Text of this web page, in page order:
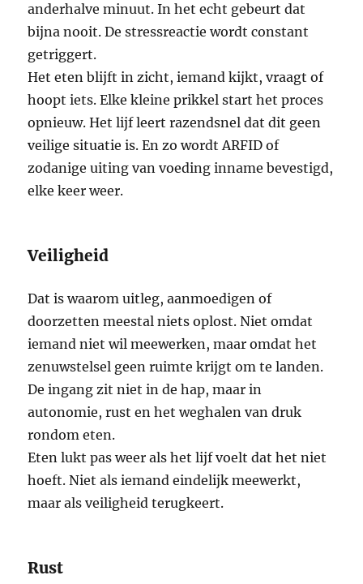
anderhalve minuut. In het echt gebeurt dat
bijna nooit. De stressreactie wordt constant
getriggert.
Het eten blijft in zicht, iemand kijkt, vraagt of
hoopt iets. Elke kleine prikkel start het proces
opnieuw. Het lijf leert razendsnel dat dit geen
veilige situatie is. En zo wordt ARFID of
zodanige uiting van voeding inname bevestigd,
elke keer weer.
Veiligheid
Dat is waarom uitleg, aanmoedigen of
doorzetten meestal niets oplost. Niet omdat
iemand niet wil meewerken, maar omdat het
zenuwstelsel geen ruimte krijgt om te landen.
De ingang zit niet in de hap, maar in
autonomie, rust en het weghalen van druk
rondom eten.
Eten lukt pas weer als het lijf voelt dat het niet
hoeft. Niet als iemand eindelijk meewerkt,
maar als veiligheid terugkeert.
Rust